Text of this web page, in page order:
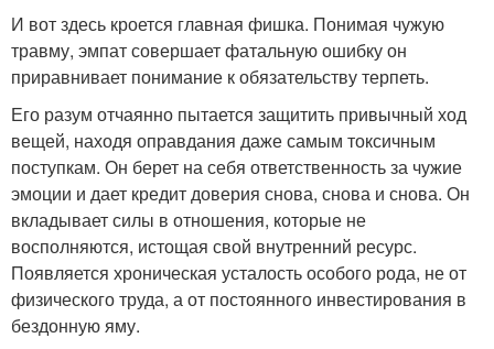
И вот здесь кроется главная фишка. Понимая чужую
травму, эмпат совершает фатальную ошибку он
приравнивает понимание к обязательству терпеть.
Его разум отчаянно пытается защитить привычный ход
вещей, находя оправдания даже самым токсичным
поступкам. Он берет на себя ответственность за чужие
эмоции и дает кредит доверия снова, снова и снова. Он
вкладывает силы в отношения, которые не
восполняются, истощая свой внутренний ресурс.
Появляется хроническая усталость особого рода, не от
физического труда, а от постоянного инвестирования в
бездонную яму.